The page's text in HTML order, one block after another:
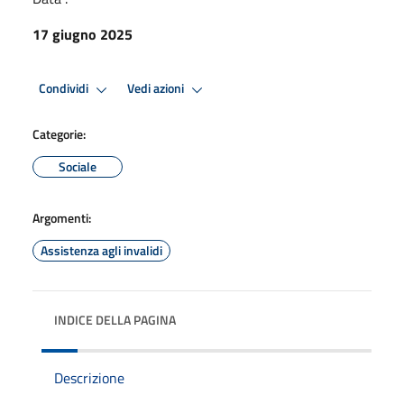
17 giugno 2025
Condividi Vedi azioni
Categorie:
Sociale
Argomenti:
Assistenza agli invalidi
INDICE DELLA PAGINA
Descrizione